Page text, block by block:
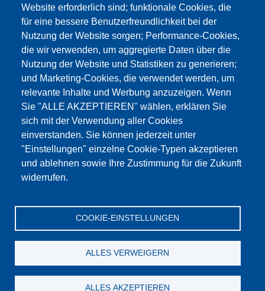
Website erforderlich sind; funktionale Cookies, die
für eine bessere Benutzerfreundlichkeit bei der
Nutzung der Website sorgen; Performance-Cookies,
die wir verwenden, um aggregierte Daten über die
Nutzung der Website und Statistiken zu generieren;
und Marketing-Cookies, die verwendet werden, um
relevante Inhalte und Werbung anzuzeigen. Wenn
Sie "ALLE AKZEPTIEREN" wählen, erklären Sie
sich mit der Verwendung aller Cookies
einverstanden. Sie können jederzeit unter
"Einstellungen" einzelne Cookie-Typen akzeptieren
und ablehnen sowie Ihre Zustimmung für die Zukunft
widerrufen.
COOKIE-EINSTELLUNGEN
ALLES VERWEIGERN
ALLES AKZEPTIEREN
Dieser Inhalt ist blockiert, da die Google Maps
Cookies nicht akzeptiert wurden.
NUR DIE GOOGLE MAPS COOKIES
AKZEPTIEREN.
Alle Cookies akzeptieren
© Testing Bluhm & Feuerherdt GmbH 08.08.2026